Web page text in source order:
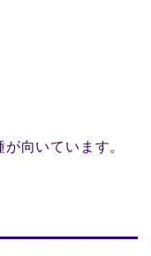
向いています。